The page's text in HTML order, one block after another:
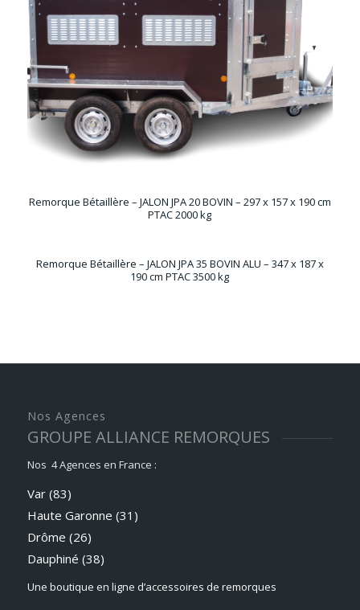
Remorque Bétaillère – JALON JPA 20 BOVIN – 297 x 157 x 190 cm
PTAC 2000 kg
Remorque Bétaillère – JALON JPA 35 BOVIN ALU – 347 x 187 x
190 cm PTAC 3500 kg
Nos Agences
GROUPE ALLIANCE REMORQUES
Nos 4 Agences en France :
Var (83)
Haute Garonne (31)
Drôme (26)
Dauphiné (38)
Une boutique en ligne d’accessoires de remorques